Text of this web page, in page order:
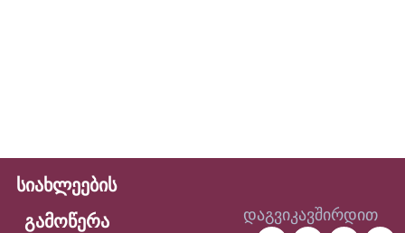
სიახლეების
გამოწერა
დაგვიკავშირდით